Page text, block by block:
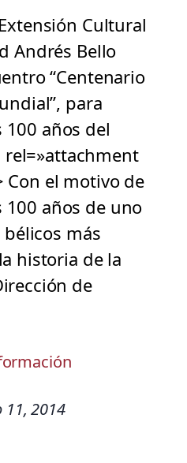
Cultural
Andrés Bello
“Centenario
para
años del
Con el motivo de
años de uno
más
historia de la
de
11, 2014